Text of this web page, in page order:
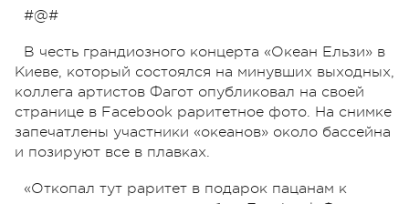
#@#
В честь грандиозного концерта «Океан Ельзи» в
Киеве, который состоялся на минувших выходных,
коллега артистов Фагот опубликовал на своей
странице в Facebook раритетное фото. На снимке
запечатлены участники «океанов» около бассейна
и позируют все в плавках.
«Откопал тут раритет в подарок пацанам к